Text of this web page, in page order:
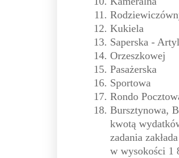
Kukiela
Saperska -
Orzeszkowej
Pasażerska
Sportowa
Rondo
Bursztynowa,
kwotą
zadania
w wysokości 1